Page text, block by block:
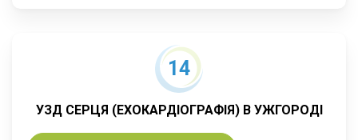
14
УЗД СЕРЦЯ (ЕХОКАРДІОГРАФІЯ) В УЖГОРОДІ